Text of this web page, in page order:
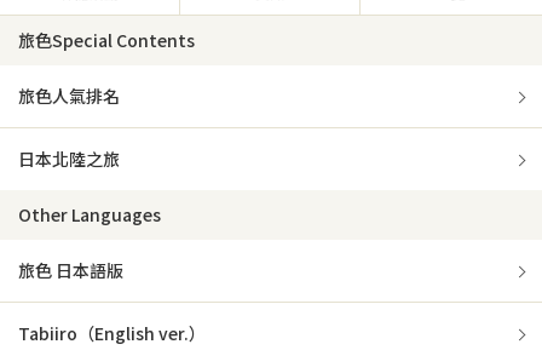
旅色Special Contents
旅色人氣排名
日本北陸之旅
Other Languages
旅色 日本語版
Tabiiro（English ver.）